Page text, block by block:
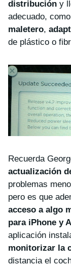
distribución y
adecuado,
maletero,
de plástico o
Recuerda
actualización
problemas
pero es que
acceso a algo
para iPhone y
aplicación
monitorizar la
distancia el